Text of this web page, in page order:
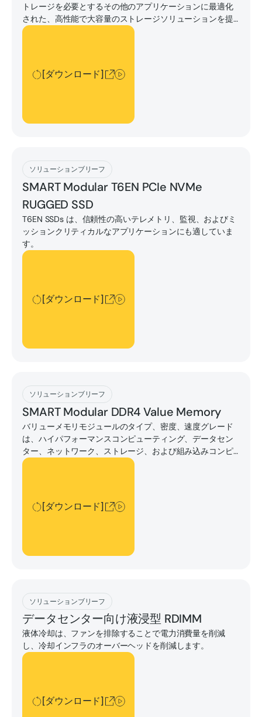
トレージを必要とするその他のアプリケーションに最適化
された、高性能で大容量のストレージソリューションを提
供します。
[ダウンロード]
[ダウンロード]
ソリューションブリーフ
SMART Modular T6EN PCIe NVMe
RUGGED SSD
T6EN SSDs は、信頼性の高いテレメトリ、監視、およびミ
ッションクリティカルなアプリケーションにも適していま
す。
[ダウンロード]
[ダウンロード]
[ダウンロード]
ソリューションブリーフ
SMART Modular DDR4 Value Memory
バリューメモリモジュールのタイプ、密度、速度グレード
は、ハイパフォーマンスコンピューティング、データセン
ター、ネットワーク、ストレージ、および組み込みコンピ
ューティングアプリケーションで最も一般的に使用される
[ダウンロード]
[ダウンロード]
[ダウンロード]
ソリューションブリーフ
データセンター向け液浸型 RDIMM
液体冷却は、ファンを排除することで電力消費量を削減
し、冷却インフラのオーバーヘッドを削減します。
[ダウンロード]
[ダウンロード]
[ダウンロード]